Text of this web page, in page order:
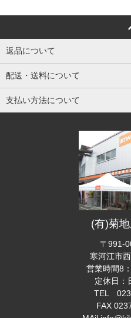
返品について
配送・送料について
支払い方法について
(有)菊
〒991-
寒河江市
営業時間8
定休日：
TEL
FAX